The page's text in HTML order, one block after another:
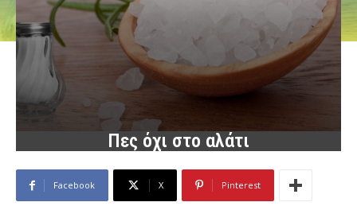
Πες όχι στο αλάτι
Facebook X Pinterest